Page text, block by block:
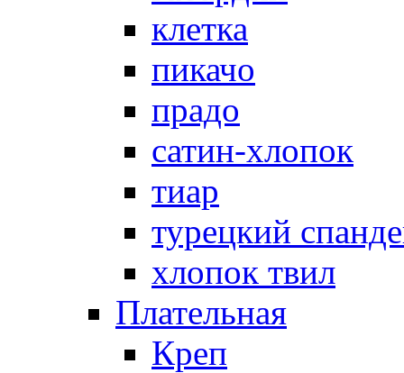
клетка
пикачо
прадо
сатин-хлопок
тиар
турецкий
хлопок твил
Плательная
Креп